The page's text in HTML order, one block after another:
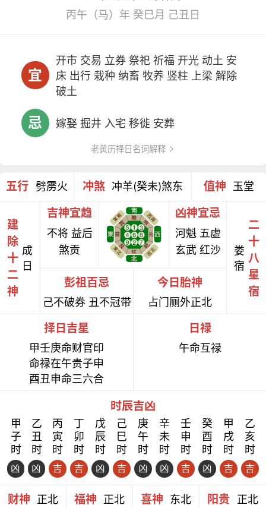
丙午（马）年 癸巳月 己丑日
宜
开市 交易 立券 祭祀 祈福 开光 动土 安
床 出行 栽种 纳畜 牧养 竖柱 上梁 解除
破土
忌 嫁娶 掘井 入宅 移徙 安葬
老黄历择日名词解释
五行 劈雳火 冲煞 冲羊(癸未)煞东 值神 玉堂
建
除
十
二
神
成
日
吉神宜趋
不将 益后
煞贡
凶神宜忌
河魁 五虚
玄武 红沙
彭祖百忌
己不破券 丑不冠带
今日胎神
占门厕外正北
娄
宿
二
十
八
星
宿
择日吉星
甲壬庚命财官印
命禄在午贵子申
酉丑申命三六合
日禄
午命互禄
时辰吉凶
甲
子
时
凶
乙
丑
时
凶
丙
寅
时
吉
丁
卯
时
吉
戊
辰
时
凶
己
巳
时
吉
庚
午
时
凶
辛
未
时
凶
壬
申
时
吉
癸
酉
时
凶
甲
戌
时
吉
乙
亥
时
吉
财神 正北 福神 正北 喜神 东北 阳贵 正北